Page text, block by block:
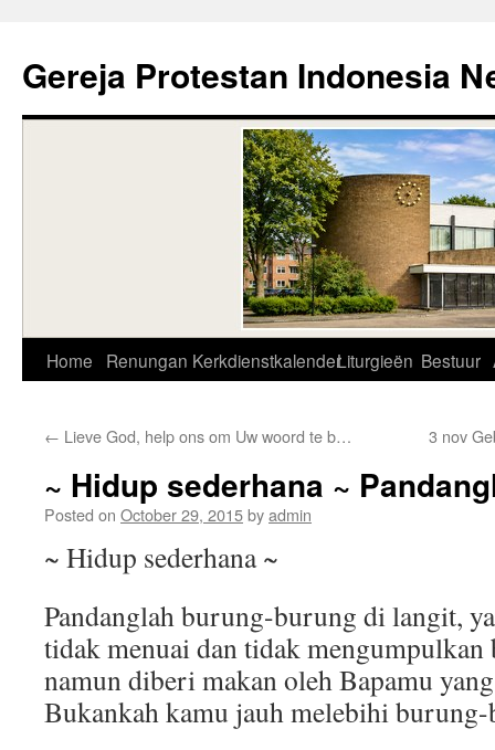
content
Gereja Protestan Indonesia
Home Renungan KerkdienstkalenderLiturgieën Bestuur
← Lieve God, help ons om Uw woord te b… 3 nov
~ Hidup sederhana ~
Posted on October 29, 2015byadmin
~ Hidup sederhana ~
Pandanglah burung-burung di langit,
tidak menuai dan tidak
namun diberi makan oleh Bapamu
Bukankah kamu jauh melebihi